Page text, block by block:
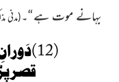
بہانے موت ہے“۔(مدنی مذاکرہ،
قصر